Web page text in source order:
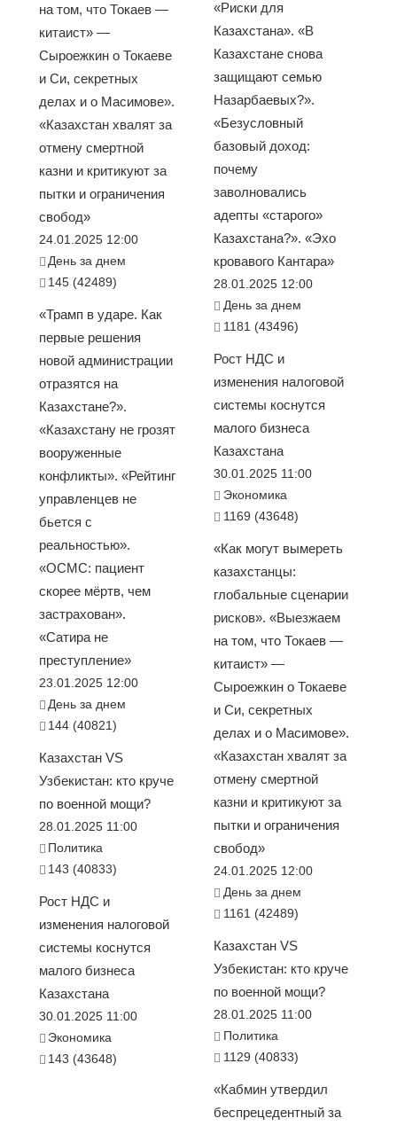
на том, что Токаев —
китаист» —
Сыроежкин о Токаеве
и Си, секретных
делах и о Масимове».
«Казахстан хвалят за
отмену смертной
казни и критикуют за
пытки и ограничения
свобод»
24.01.2025 12:00
День за днем
145 (42489)
«Трамп в ударе. Как
первые решения
новой администрации
отразятся на
Казахстане?».
«Казахстану не грозят
вооруженные
конфликты». «Рейтинг
управленцев не
бьется с
реальностью».
«ОСМС: пациент
скорее мёртв, чем
застрахован».
«Сатира не
преступление»
23.01.2025 12:00
День за днем
144 (40821)
Казахстан VS
Узбекистан: кто круче
по военной мощи?
28.01.2025 11:00
Политика
143 (40833)
Рост НДС и
изменения налоговой
системы коснутся
малого бизнеса
Казахстана
30.01.2025 11:00
Экономика
143 (43648)
«Риски для
Казахстана». «В
Казахстане снова
защищают семью
Назарбаевых?».
«Безусловный
базовый доход:
почему
заволновались
адепты «старого»
Казахстана?». «Эхо
кровавого Кантара»
28.01.2025 12:00
День за днем
1181 (43496)
Рост НДС и
изменения налоговой
системы коснутся
малого бизнеса
Казахстана
30.01.2025 11:00
Экономика
1169 (43648)
«Как могут вымереть
казахстанцы:
глобальные сценарии
рисков». «Выезжаем
на том, что Токаев —
китаист» —
Сыроежкин о Токаеве
и Си, секретных
делах и о Масимове».
«Казахстан хвалят за
отмену смертной
казни и критикуют за
пытки и ограничения
свобод»
24.01.2025 12:00
День за днем
1161 (42489)
Казахстан VS
Узбекистан: кто круче
по военной мощи?
28.01.2025 11:00
Политика
1129 (40833)
«Кабмин утвердил
беспрецедентный за